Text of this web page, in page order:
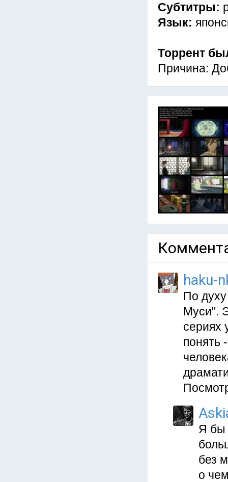
Субтитры:
Язык:
Торрент
Причина:
haku-
По
Муси".
сериях
понять
Я бы
без
о